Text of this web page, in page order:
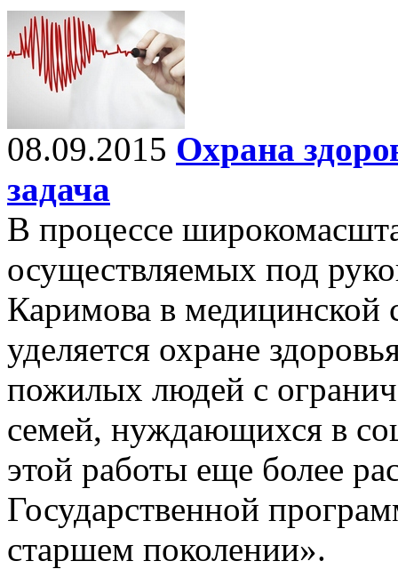
08.09.2015 Охрана
задача
В процессе
осуществляемых под
Каримова в медицинской
уделяется охране
пожилых людей с
семей, нуждающихся в
этой работы еще более
Государственной
старшем поколении».